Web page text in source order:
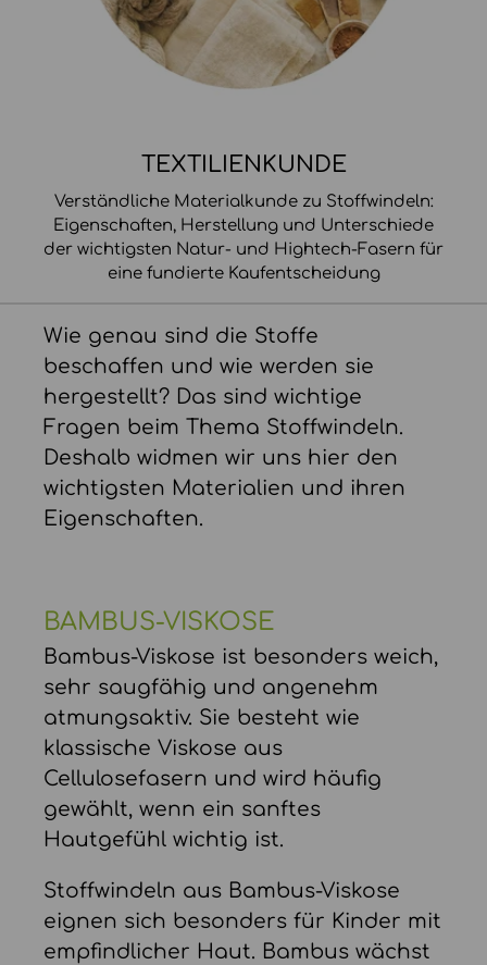
TEXTILIENKUNDE
Verständliche Materialkunde zu Stoffwindeln:
Eigenschaften, Herstellung und Unterschiede
der wichtigsten Natur- und Hightech-Fasern für
eine fundierte Kaufentscheidung
Wie genau sind die Stoffe
beschaffen und wie werden sie
hergestellt? Das sind wichtige
Fragen beim Thema Stoffwindeln.
Deshalb widmen wir uns hier den
wichtigsten Materialien und ihren
Eigenschaften.
BAMBUS-VISKOSE
Bambus-Viskose ist besonders weich,
sehr saugfähig und angenehm
atmungsaktiv. Sie besteht wie
klassische Viskose aus
Cellulosefasern und wird häufig
gewählt, wenn ein sanftes
Hautgefühl wichtig ist.
Stoffwindeln aus Bambus-Viskose
eignen sich besonders für Kinder mit
empfindlicher Haut. Bambus wächst